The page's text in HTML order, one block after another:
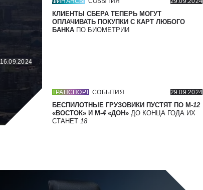
16.09.2024
КЛИЕНТЫ СБЕРА ТЕПЕРЬ МОГУТ
ОПЛАЧИВАТЬ ПОКУПКИ С КАРТ ЛЮБОГО
БАНКА ПО БИОМЕТРИИ
ТРАНСПОРТ СОБЫТИЯ 29.09.2024
БЕСПИЛОТНЫЕ ГРУЗОВИКИ ПУСТЯТ ПО М-12
«ВОСТОК» И М-4 «ДОН» ДО КОНЦА ГОДА ИХ
СТАНЕТ 18